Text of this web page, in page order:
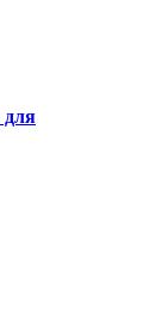
для